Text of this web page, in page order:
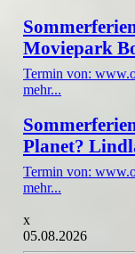
Moviepark
Termin von:
mehr...
Planet?
Termin von:
mehr...
x
05.08.2026